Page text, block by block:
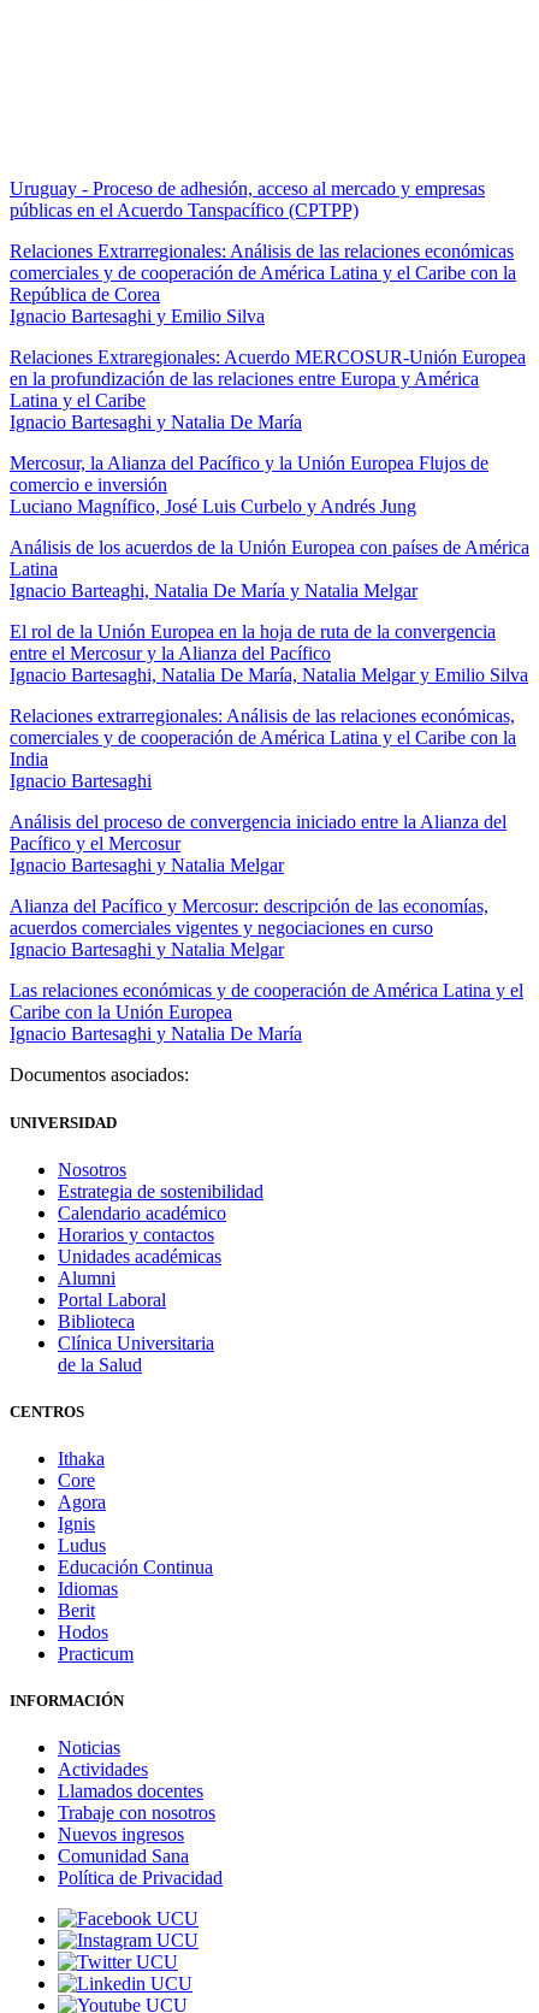
Uruguay - Proceso de adhesión, acceso al mercado y empresas
públicas en el Acuerdo Tanspacífico (CPTPP)
Relaciones Extrarregionales: Análisis de las relaciones económicas
comerciales y de cooperación de América Latina y el Caribe con la
República de Corea
Ignacio Bartesaghi y Emilio Silva
Relaciones Extraregionales: Acuerdo MERCOSUR-Unión Europea
en la profundización de las relaciones entre Europa y América
Latina y el Caribe
Ignacio Bartesaghi y Natalia De María
Mercosur, la Alianza del Pacífico y la Unión Europea Flujos de
comercio e inversión
Luciano Magnífico, José Luis Curbelo y Andrés Jung
Análisis de los acuerdos de la Unión Europea con países de América
Latina
Ignacio Barteaghi, Natalia De María y Natalia Melgar
El rol de la Unión Europea en la hoja de ruta de la convergencia
entre el Mercosur y la Alianza del Pacífico
Ignacio Bartesaghi, Natalia De María, Natalia Melgar y Emilio Silva
Relaciones extrarregionales: Análisis de las relaciones económicas,
comerciales y de cooperación de América Latina y el Caribe con la
India
Ignacio Bartesaghi
Análisis del proceso de convergencia iniciado entre la Alianza del
Pacífico y el Mercosur
Ignacio Bartesaghi y Natalia Melgar
Alianza del Pacífico y Mercosur: descripción de las economías,
acuerdos comerciales vigentes y negociaciones en curso
Ignacio Bartesaghi y Natalia Melgar
Las relaciones económicas y de cooperación de América Latina y el
Caribe con la Unión Europea
Ignacio Bartesaghi y Natalia De María
Documentos asociados:
UNIVERSIDAD
Nosotros
Estrategia de sostenibilidad
Calendario académico
Horarios y contactos
Unidades académicas
Alumni
Portal Laboral
Biblioteca
Clínica Universitaria
de la Salud
CENTROS
Ithaka
Core
Agora
Ignis
Ludus
Educación Continua
Idiomas
Berit
Hodos
Practicum
INFORMACIÓN
Noticias
Actividades
Llamados docentes
Trabaje con nosotros
Nuevos ingresos
Comunidad Sana
Política de Privacidad